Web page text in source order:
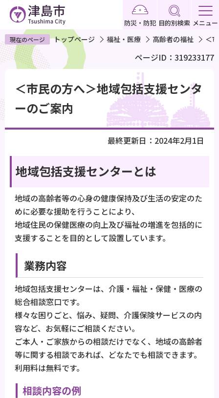
ペ
ー
ジ
頭
で
す
防災・防犯 目的別検索 メニュー
現在のページ トップページ 福祉・医療 高齢者の福祉 ＜
ページID：319233177
か
＜市民の方へ＞地域包括支援センタ
ーのご案内
最終更新日：2024年2月1日
地域包括支援センターとは
地域の高齢者等の心身の健康保持及び生活の安定のた
めに必要な援助を行うことにより、
地域住民の保健医療の向上及び福祉の増進を包括的に
支援することを目的として設置しています。
業務内容
地域包括支援センターは、介護・福祉・保健・医療の
総合相談窓口です。
様々な困りごと、悩み、疑問、介護保険サービスの内
容など、お気軽にご相談ください。
ご本人・ご家族からの相談だけでなく、地域の高齢者
等に関する相談であれば、どなたでも相談できます。
利用料は無料です。
相談内容の例